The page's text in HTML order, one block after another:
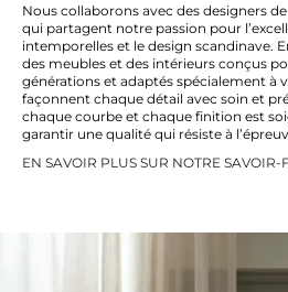
Nous collaborons avec des designers
qui partagent notre passion pour
intemporelles et le design scandinave.
des meubles et des intérieurs conçus
générations et adaptés spécialement à
façonnent chaque détail avec soin et
chaque courbe et chaque finition est
garantir une qualité qui résiste à
EN SAVOIR PLUS SUR NOTRE SAVOIR-